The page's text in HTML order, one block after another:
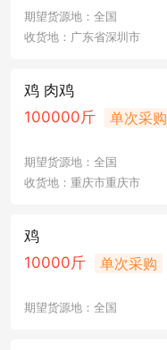
期望货源地：全国
收货地：广东省深圳市
鸡 肉鸡
100000斤 单次采购
期望货源地：全国
收货地：重庆市重庆市
鸡
10000斤 单次采购
期望货源地：全国